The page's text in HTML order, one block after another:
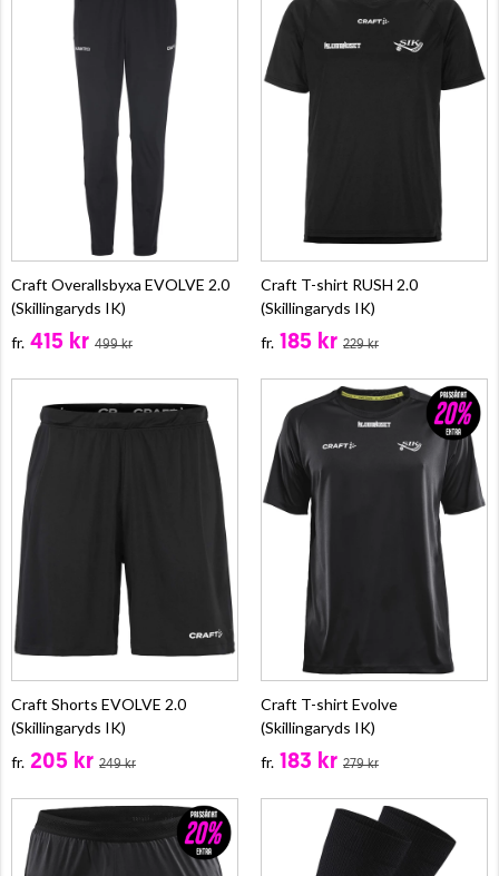
Craft Overallsbyxa EVOLVE 2.0
(Skillingaryds IK)
fr. 415 kr 499 kr
Craft T-shirt RUSH 2.0
(Skillingaryds IK)
fr. 185 kr 229 kr
Craft Shorts EVOLVE 2.0
(Skillingaryds IK)
fr. 205 kr 249 kr
Craft T-shirt Evolve
(Skillingaryds IK)
fr. 183 kr 279 kr